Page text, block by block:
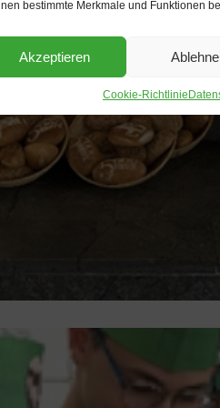
bestimmte Merkmale und Funktionen
Akzeptieren
Cookie-Richtlinie